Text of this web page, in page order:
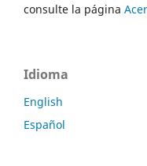
consulte la página
Idioma
English
Español